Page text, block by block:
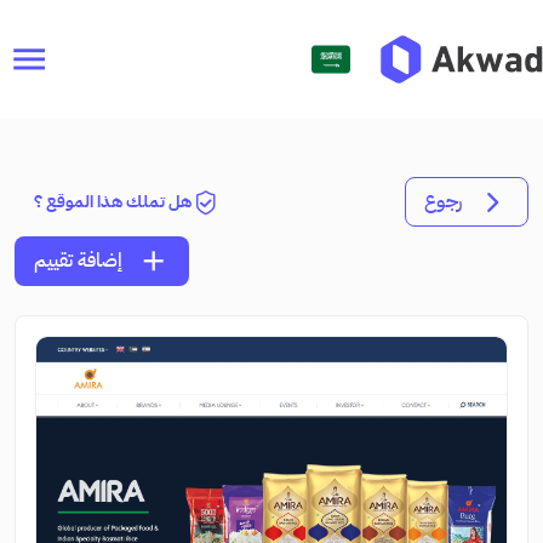
menu
رجوع هل تملك هذا الموقع ؟
add إضافة تقييم